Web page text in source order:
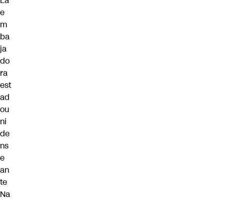
e
m
ba
ja
do
ra
est
ad
ou
ni
de
ns
e
an
te
Na